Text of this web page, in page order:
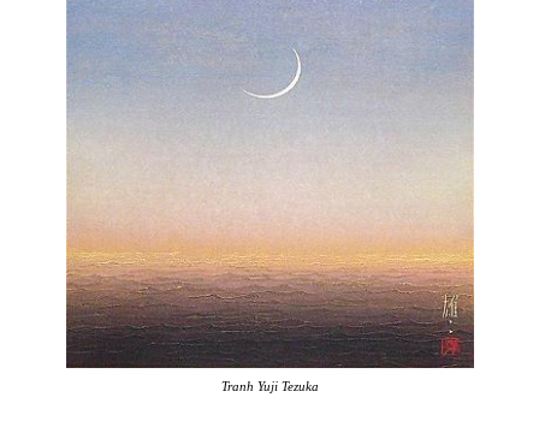
Tranh Yuji Tezuka